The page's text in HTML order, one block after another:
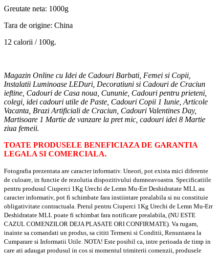
Greutate neta: 1000g
Tara de origine: China
12 calorii / 100g.
Magazin Online cu Idei de Cadouri Barbati, Femei si Copii,
Instalatii Luminoase LEDuri, Decoratiuni si Cadouri de Craciun
ieftine, Cadouri de Casa noua, Cununie, Cadouri pentru prieteni,
colegi, idei cadouri utile de Paste, Cadouri Copii 1 Iunie, Articole
Vacanta, Brazi Artificiali de Craciun, Cadouri Valentines Day,
Martisoare 1 Martie de vanzare la pret mic, cadouri idei 8 Martie
ziua femeii.
TOATE PRODUSELE BENEFICIAZA DE GARANTIA
LEGALA SI COMERCIALA.
Fotografia prezentata are caracter informativ. Uneori, pot exista mici diferente
de culoare, in functie de rezolutia dispozitivului dumneavoastra. Specificatiile
pentru produsul Ciuperci 1Kg Urechi de Lemn Mu-Err Deshidratate MLL au
caracter informativ, pot fi schimbate fara instiintare prealabila si nu constituie
obligativitate contractuala. Pretul pentru Ciuperci 1Kg Urechi de Lemn Mu-Err
Deshidratate MLL poate fi schimbat fara notificare prealabila, (NU ESTE
CAZUL COMENZILOR DEJA PLASATE ORI CONFIRMATE). Va rugam,
inainte sa comandati un produs, sa cititi Termeni si Conditii, Renuntarea la
Cumparare si Informatii Utile. NOTA! Este posibil ca, intre perioada de timp in
care ati adaugat produsul in cos si momentul trimiterii comenzii, produsele